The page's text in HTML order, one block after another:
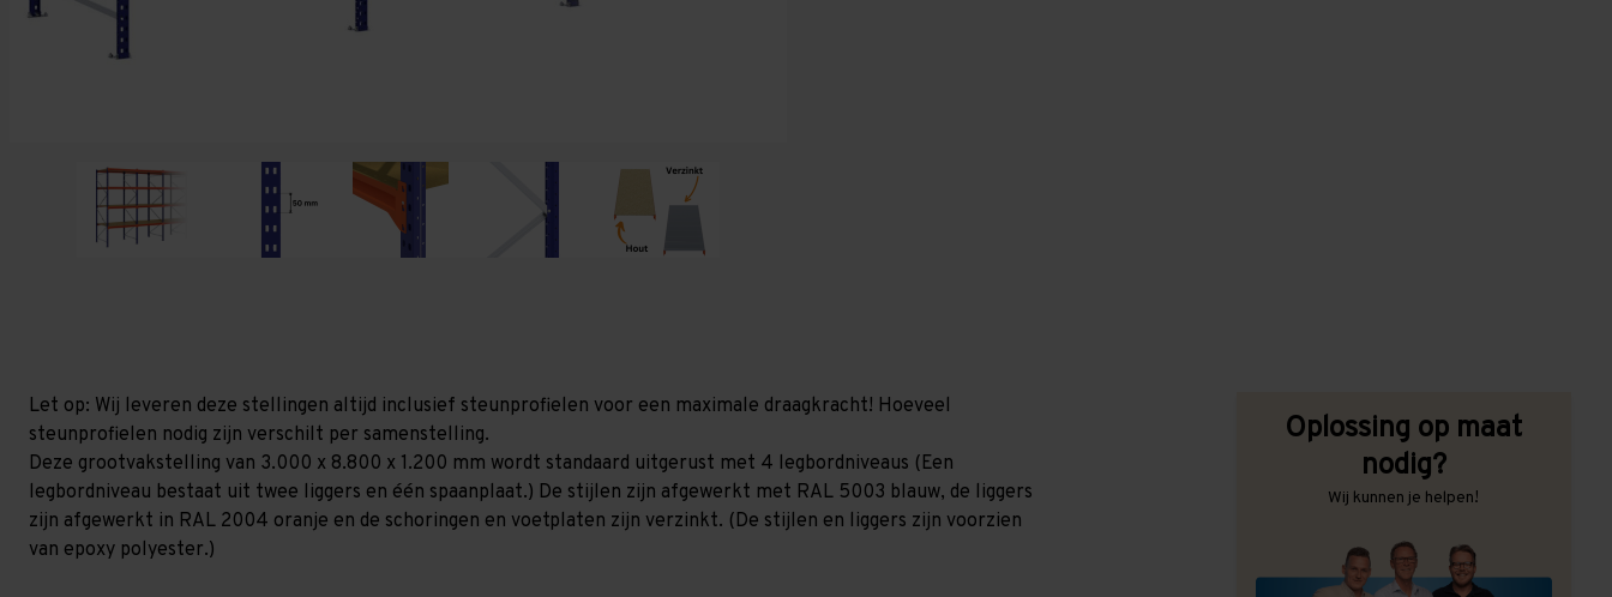
Let op: Wij leveren deze stellingen altijd inclusief steunprofielen voor een maximale draagkracht! Hoeveel
steunprofielen nodig zijn verschilt per samenstelling.
Deze grootvakstelling van 3.000 x 8.800 x 1.200 mm wordt standaard uitgerust met 4 legbordniveaus (Een
legbordniveau bestaat uit twee liggers en één spaanplaat.) De stijlen zijn afgewerkt met RAL 5003 blauw, de liggers
zijn afgewerkt in RAL 2004 oranje en de schoringen en voetplaten zijn verzinkt. (De stijlen en liggers zijn voorzien
van epoxy polyester.)
Oplossing op maat
nodig?
Wij kunnen je helpen!